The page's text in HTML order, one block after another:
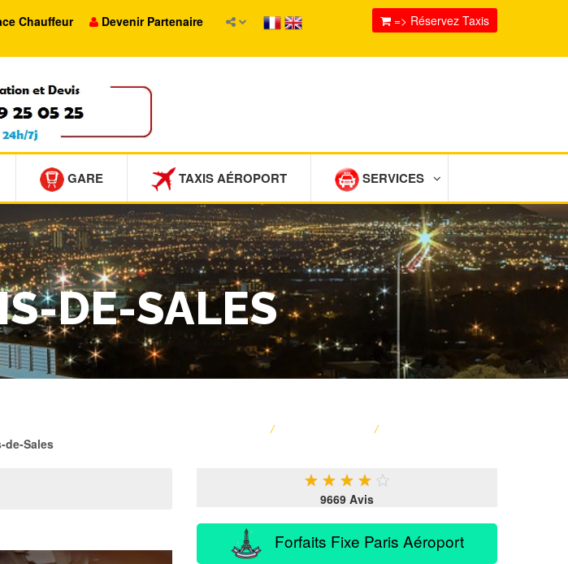
Chauffeur Devenir Partenaire => Réservez Taxis
GARE TAXIS AÉROPORT SERVICES
DE-SALES
/ /
de-Sales
★ ★ ★ ★ ★
9669 Avis
Forfaits Fixe Paris Aéroport